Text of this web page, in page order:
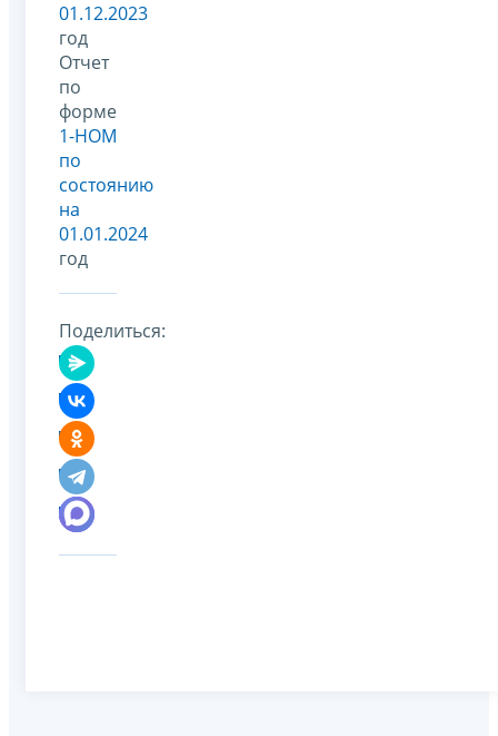
01.12.2023
год
Отчет
по
форме
1-НОМ
по
состоянию
на
01.01.2024
год
Поделиться: